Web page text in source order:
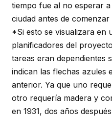
tiempo fue al no esperar
ciudad antes de
*Si esto se visualizara en
planificadores del
tareas eran dependientes
indican las flechas azules
anterior. Ya que uno
otro requería madera y
en 1931, dos años